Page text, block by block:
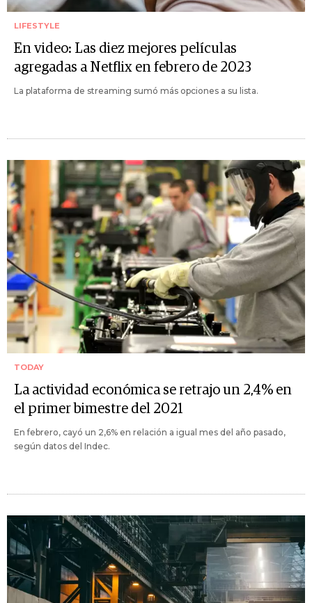
LIFESTYLE
En video: Las diez mejores películas
agregadas a Netflix en febrero de 2023
La plataforma de streaming sumó más opciones a su lista.
TODAY
La actividad económica se retrajo un 2,4% en
el primer bimestre del 2021
En febrero, cayó un 2,6% en relación a igual mes del año pasado,
según datos del Indec.